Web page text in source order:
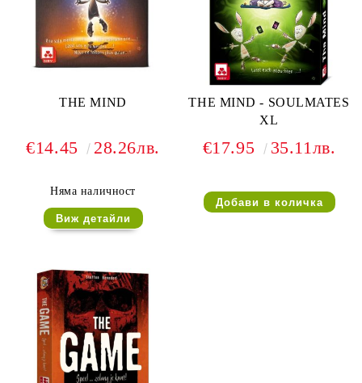
THE MIND
€14.45 28.26лв.
Няма наличност
Виж детайли
THE MIND - SOULMATES
XL
€17.95 35.11лв.